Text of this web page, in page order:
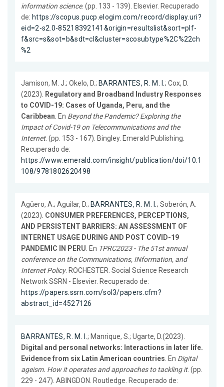
information science. (pp. 133 - 139). Elsevier. Recuperado
de: https://scopus.pucp.elogim.com/record/display.uri?
eid=2-s2.0-85218392141&origin=resultslist&sort=plf-
f&src=s&sot=b&sdt=cl&cluster=scosubtype%2C%22ch
%2
Jamison, M. J.; Okelo, D.; BARRANTES, R. M. I.; Cox, D.
(2023). Regulatory and Broadband Industry Responses
to COVID-19: Cases of Uganda, Peru, and the
Caribbean. En Beyond the Pandemic? Exploring the
Impact of Covid-19 on Telecommunications and the
Internet. (pp. 153 - 167). Bingley. Emerald Publishing.
Recuperado de:
https://www.emerald.com/insight/publication/doi/10.1
108/9781802620498
Agüero, A.; Aguilar, D.; BARRANTES, R. M. I.; Soberón, A.
(2023). CONSUMER PREFERENCES, PERCEPTIONS,
AND PERSISTENT BARRIERS: AN ASSESSMENT OF
INTERNET USAGE DURING AND POST COVID-19
PANDEMIC IN PERU. En TPRC2023 - The 51st annual
conference on the Communications, INformation, and
Internet Policy. ROCHESTER. Social Science Research
Network SSRN - Elsevier. Recuperado de:
https://papers.ssrn.com/sol3/papers.cfm?
abstract_id=4527126
BARRANTES, R. M. I.; Manrique, S.; Ugarte, D.(2023).
Digital and personal networks: Interactions in later life.
Evidence from six Latin American countries. En Digital
ageism. How it operates and approaches to tackling it. (pp.
229 - 247). ABINGDON. Routledge. Recuperado de: